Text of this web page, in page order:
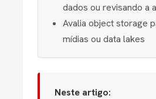
dados ou revisando a
Avalia object storage
mídias ou data lakes
Neste artigo: